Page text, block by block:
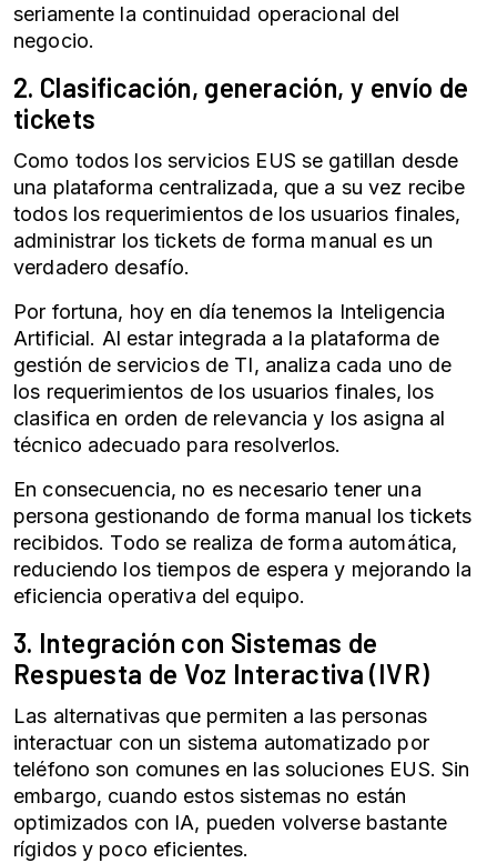
seriamente la continuidad operacional del
negocio.
2. Clasificación, generación, y envío de
tickets
Como todos los servicios EUS se gatillan desde
una plataforma centralizada, que a su vez recibe
todos los requerimientos de los usuarios finales,
administrar los tickets de forma manual es un
verdadero desafío.
Por fortuna, hoy en día tenemos la Inteligencia
Artificial. Al estar integrada a la plataforma de
gestión de servicios de TI, analiza cada uno de
los requerimientos de los usuarios finales, los
clasifica en orden de relevancia y los asigna al
técnico adecuado para resolverlos.
En consecuencia, no es necesario tener una
persona gestionando de forma manual los tickets
recibidos. Todo se realiza de forma automática,
reduciendo los tiempos de espera y mejorando la
eficiencia operativa del equipo.
3. Integración con Sistemas de
Respuesta de Voz Interactiva (IVR)
Las alternativas que permiten a las personas
interactuar con un sistema automatizado por
teléfono son comunes en las soluciones EUS. Sin
embargo, cuando estos sistemas no están
optimizados con IA, pueden volverse bastante
rígidos y poco eficientes.